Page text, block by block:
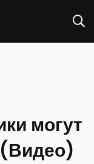
могут
(Видео)